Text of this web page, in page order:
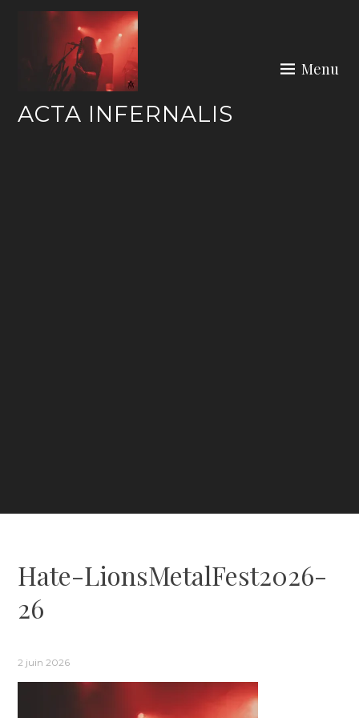
ACTA INFERNALIS
Menu
Hate-LionsMetalFest2026-
26
2 juin 2026